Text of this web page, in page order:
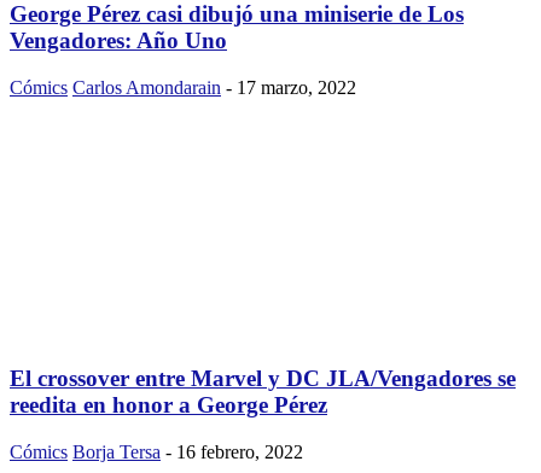
George Pérez casi dibujó una miniserie de Los
Vengadores: Año Uno
Cómics Carlos Amondarain - 17 marzo, 2022
El crossover entre Marvel y DC JLA/Vengadores se
reedita en honor a George Pérez
Cómics Borja Tersa - 16 febrero, 2022